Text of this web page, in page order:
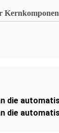
die
die